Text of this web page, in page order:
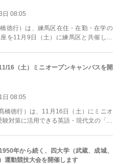
日 08:05
徳行）は、練馬区在住・在勤・在学の
を11月9日（土）に練馬区と共催しま
16（土）ミニオープンキャンパスを開
日 08:05
橋徳行）は、11月16日（土）にミニオ
対策に活用できる英語・現代文の「過
年から続く、四大学（武蔵、成城、
運動競技大会を開催します